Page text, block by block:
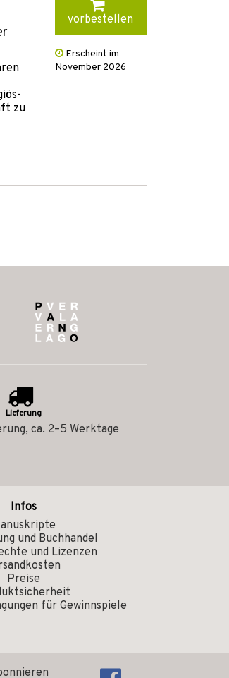
zu
vorbestellen
Erscheint im
November 2026
Lieferung
ca. 2–5 Werktage
Infos
und Buchhandel
und Lizenzen
Preise
für Gewinnspiele